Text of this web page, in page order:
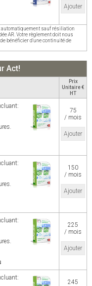
Ajouter
sauf résiliation
AR. Votre règlement doit nous
bénéficier d'une continuité de
Act!
Prix
Unitaire €
HT
75
/ mois
Ajouter
150
/ mois
Ajouter
225
/ mois
Ajouter
245